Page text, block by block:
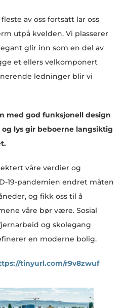
av oss fortsatt lar oss
utpå kvelden. Vi plasserer
glir inn som en del av
et ellers velkomponert
ledninger blir vi
med god funksjonell design
lys gir beboerne langsiktig
våre verdier og
19-pandemien endret måten
og fikk oss til å
våre bør være. Sosial
og skolegang
en moderne bolig.
tinyurl.com/r9v8zwuf